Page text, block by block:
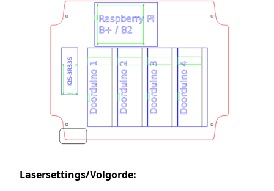
Lasersettings/Volgorde: